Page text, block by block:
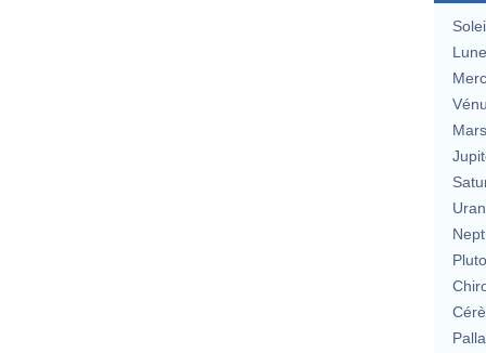
Lune
Mars